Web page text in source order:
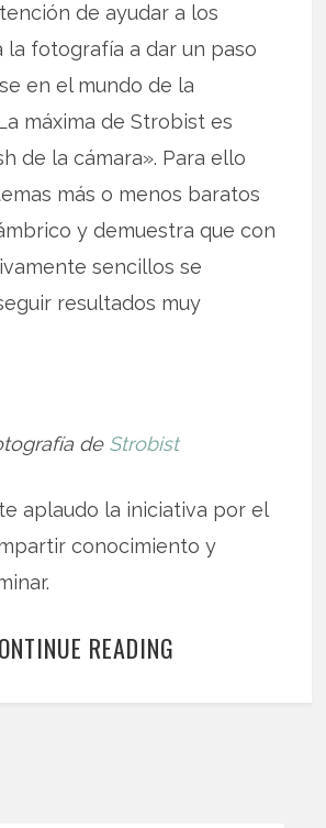
de ayudar a los
la fotografía a dar un paso
en el mundo de la
máxima de Strobist es
de la cámara». Para ello
más o menos baratos
y demuestra que con
sencillos se
resultados muy
de Strobist
aplaudo la iniciativa por el
conocimiento y
READING